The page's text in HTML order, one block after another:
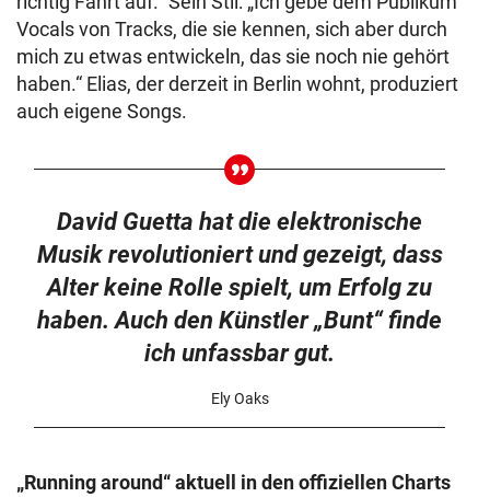
Vocals von Tracks, die sie kennen, sich aber durch
mich zu etwas entwickeln, das sie noch nie gehört
haben.“ Elias, der derzeit in Berlin wohnt, produziert
auch eigene Songs.
David Guetta hat die elektronische
Musik revolutioniert und gezeigt, dass
Alter keine Rolle spielt, um Erfolg zu
haben. Auch den Künstler „Bunt“ finde
ich unfassbar gut.
Ely Oaks
„Running around“ aktuell in den offiziellen Charts